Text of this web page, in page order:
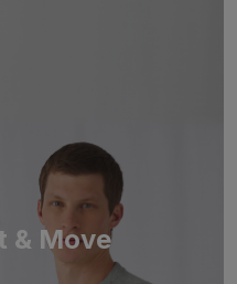
& Move